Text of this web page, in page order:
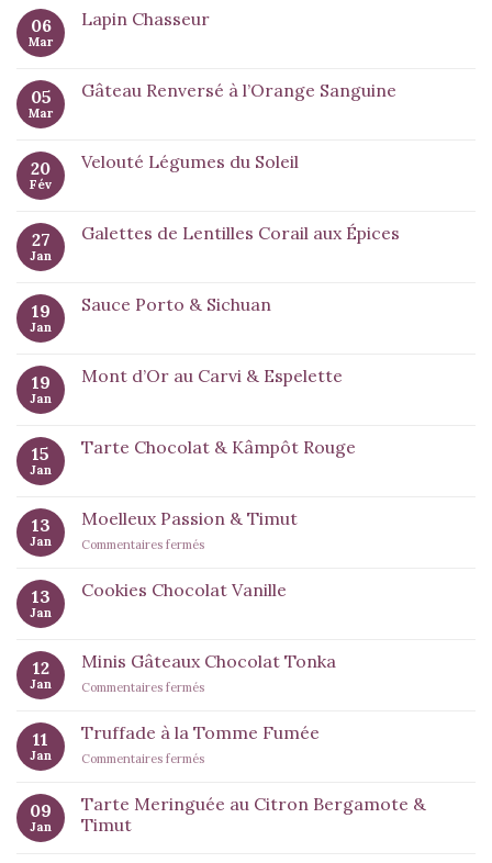
06
Mar
Lapin Chasseur
05
Mar
Gâteau Renversé à l’Orange Sanguine
20
Fév
Velouté Légumes du Soleil
27
Jan
Galettes de Lentilles Corail aux Épices
19
Jan
Sauce Porto & Sichuan
19
Jan
Mont d’Or au Carvi & Espelette
15
Jan
Tarte Chocolat & Kâmpôt Rouge
13
Jan
Moelleux Passion & Timut
Commentaires ferméssur
Passion
&
13
Jan
Cookies Chocolat Vanille
12
Jan
Minis Gâteaux Chocolat Tonka
Commentaires ferméssur
Gâteaux
Chocolat
Tonka
11
Jan
Truffade à la Tomme Fumée
Commentaires ferméssur
la
09
Jan
Tarte Meringuée au Citron Bergamote &
Timut